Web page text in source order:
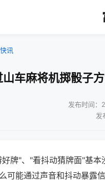
讯
车麻将机掷骰子
发布时间：
发
牌"、"看抖动猜牌面"基
可能通过声音和抖动暴露